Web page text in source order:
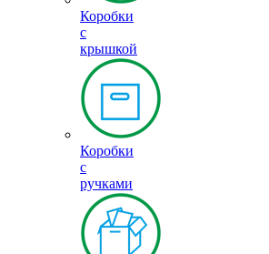
Коробки
с
крышкой
Коробки
с
ручками